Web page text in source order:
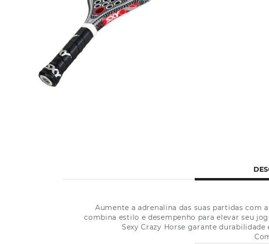
Aumente a adrenalina das suas partidas com
combina estilo e desempenho para elevar seu
Sexy Crazy Horse garante